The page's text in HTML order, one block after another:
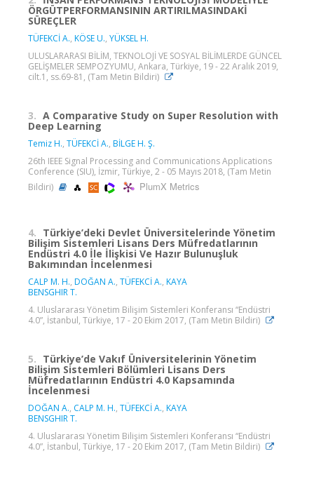
ÖRGÜTPERFORMANSININ ARTIRILMASINDAKİ
SÜREÇLER
TÜFEKCİ A., KÖSE U., YÜKSEL H.
ULUSLARARASI BİLİM, TEKNOLOJİ VE SOSYAL BİLİMLERDE GÜNCEL
GELİŞMELER SEMPOZYUMU, Ankara, Türkiye, 19 - 22 Aralık 2019,
cilt.1, ss.69-81, (Tam Metin Bildiri)
3. A Comparative Study on Super Resolution with
Deep Learning
Temiz H., TÜFEKCİ A., BİLGE H. Ş.
26th IEEE Signal Processing and Communications Applications
Conference (SIU), İzmir, Türkiye, 2 - 05 Mayıs 2018, (Tam Metin
Bildiri)
PlumX Metrics
4. Türkiye’deki Devlet Üniversitelerinde Yönetim
Bilişim Sistemleri Lisans Ders Müfredatlarının
Endüstri 4.0 İle İlişkisi Ve Hazır Bulunuşluk
Bakımından İncelenmesi
CALP M. H., DOĞAN A., TÜFEKCİ A., KAYA
BENSGHIR T.
4. Uluslararası Yönetim Bilişim Sistemleri Konferansı “Endüstri
4.0”, İstanbul, Türkiye, 17 - 20 Ekim 2017, (Tam Metin Bildiri)
5. Türkiye’de Vakıf Üniversitelerinin Yönetim
Bilişim Sistemleri Bölümleri Lisans Ders
Müfredatlarının Endüstri 4.0 Kapsamında
İncelenmesi
DOĞAN A., CALP M. H., TÜFEKCİ A., KAYA
BENSGHIR T.
4. Uluslararası Yönetim Bilişim Sistemleri Konferansı “Endüstri
4.0”, İstanbul, Türkiye, 17 - 20 Ekim 2017, (Tam Metin Bildiri)